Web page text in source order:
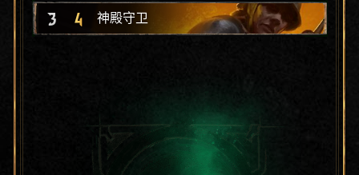
3 4 神殿守卫